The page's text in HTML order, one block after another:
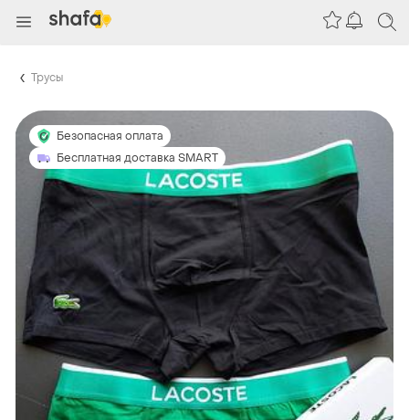
Трусы
Безопасная оплата
Бесплатная доставка SMART